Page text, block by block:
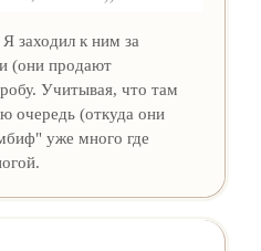
заходил к ним за
(они продают
Учитывая, что там
очередь (откуда они
уже много где